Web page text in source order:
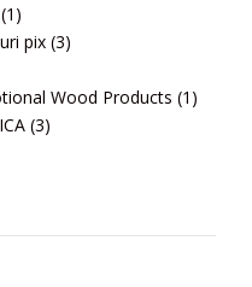
(1)
pix (3)
Wood Products (1)
(3)